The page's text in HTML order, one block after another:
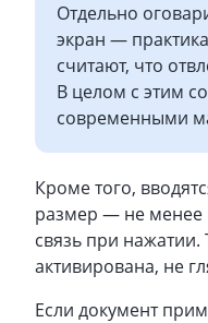
Отдельно
экран —
считают, что
В целом с этим
современными
Кроме того,
размер — не менее
связь при нажатии.
активирована, не
Если документ